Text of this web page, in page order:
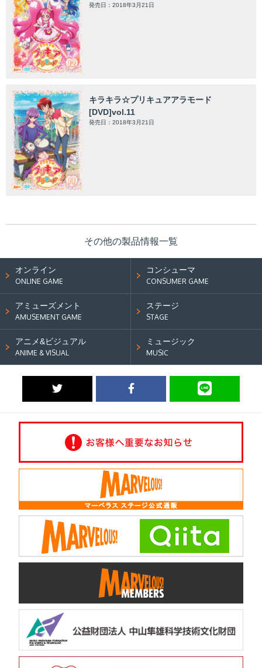
発売日：2018年3月21日
キラキラ☆プリキュアアラモード
[DVD]vol.11
発売日：2018年3月21日
その他の製品情報一覧
オンライン
ONLINE GAME
コンシューマ
CONSUMER GAME
アミューズメント
AMUSEMENT GAME
ステージ
STAGE
アニメ&ビジュアル
ANIME & VISUAL
ミュージック
MUSIC